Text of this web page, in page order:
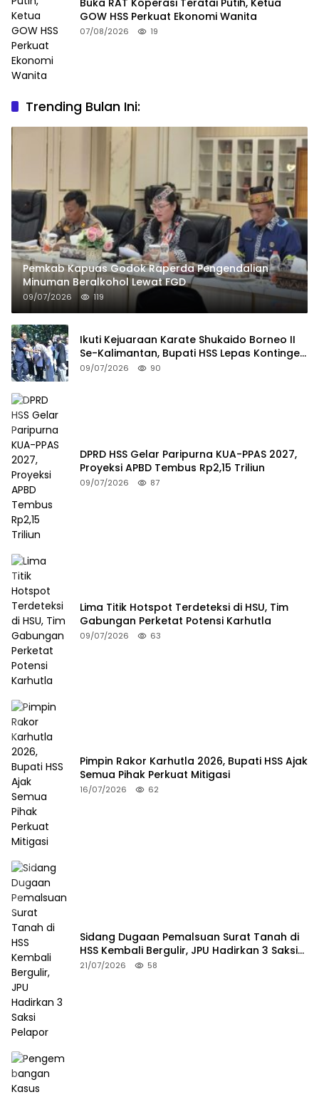
GOW HSS Perkuat Ekonomi Wanita
07/08/2026 19
Trending Bulan Ini:
Pemkab Kapuas Godok Raperda Pengendalian
Minuman Beralkohol Lewat FGD
09/07/2026 119
Ikuti Kejuaraan Karate Shukaido Borneo II
Se-Kalimantan, Bupati HSS Lepas Kontingen
FORKI
09/07/2026 90
DPRD HSS Gelar Paripurna KUA-PPAS 2027,
Proyeksi APBD Tembus Rp2,15 Triliun
09/07/2026 87
Lima Titik Hotspot Terdeteksi di HSU, Tim
Gabungan Perketat Potensi Karhutla
09/07/2026 63
Pimpin Rakor Karhutla 2026, Bupati HSS Ajak
Semua Pihak Perkuat Mitigasi
16/07/2026 62
Sidang Dugaan Pemalsuan Surat Tanah di
HSS Kembali Bergulir, JPU Hadirkan 3 Saksi
Pelapor
21/07/2026 58